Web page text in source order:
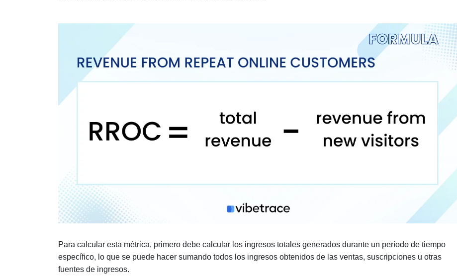
Para calcular esta métrica, primero debe calcular los ingresos totales generados durante un período de tiempo
específico, lo que se puede hacer sumando todos los ingresos obtenidos de las ventas, suscripciones u otras
fuentes de ingresos.